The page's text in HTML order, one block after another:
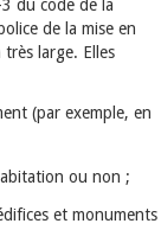
du code de la
de la mise en
très large. Elles
(par exemple, en
ou non ;
et monuments